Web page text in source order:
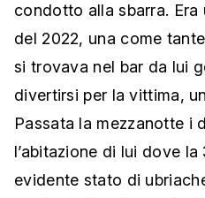
condotto alla sbarra. Era
del 2022, una come
si trovava nel bar da lui
divertirsi per la vittima,
Passata la mezzanotte i
l’abitazione di lui dove
evidente stato di